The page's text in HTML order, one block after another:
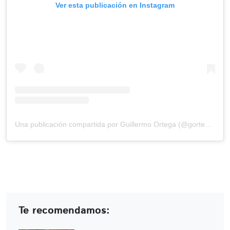
Ver esta publicación en Instagram
Te recomendamos: